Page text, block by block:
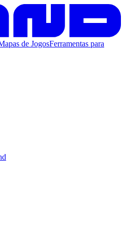
de JogosFerramentas para